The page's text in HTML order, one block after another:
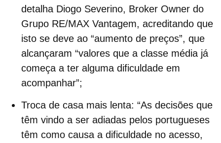
detalha Diogo Severino, Broker Owner do
Grupo RE/MAX Vantagem, acreditando que
isto se deve ao “aumento de preços”, que
alcançaram “valores que a classe média já
começa a ter alguma dificuldade em
acompanhar”;
Troca de casa mais lenta: “As decisões que
têm vindo a ser adiadas pelos portugueses
têm como causa a dificuldade no acesso,